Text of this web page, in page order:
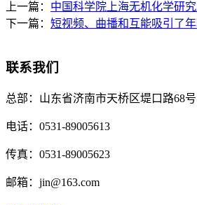
上一篇： 中国科学院上海无机化学研
下一篇： 短视频、曲播和互能吸引了
联系我们
总部： 山东省济南市天桥区堤口路68
电话： 0531-89005613
传真： 0531-89005623
邮箱： jin@163.com